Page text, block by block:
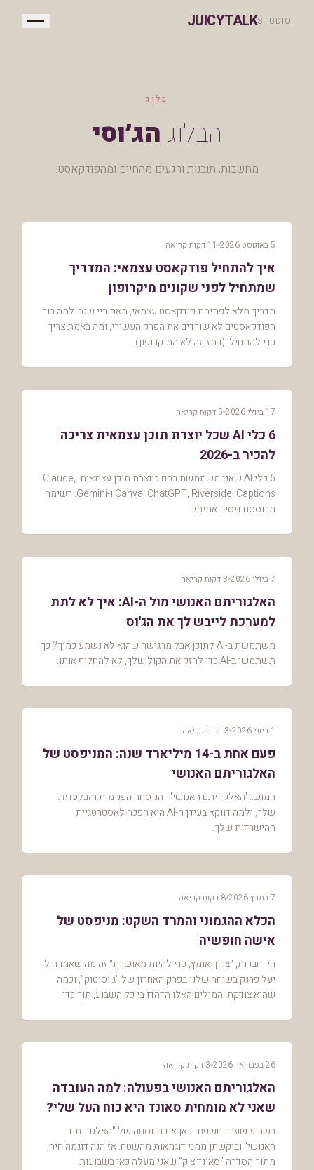
JUICYTALKSTUDIO
בלוג
הבלוג הג׳וסי
מחשבות, תובנות ורגעים מהחיים ומהפודקאסט.
5 באוגוסט 2026 11 דקות קריאה
איך להתחיל פודקאסט עצמאי: המדריך
שמתחיל לפני שקונים מיקרופון
מדריך מלא לפתיחת פודקאסט עצמאי, מאת ריי שגב. למה רוב
הפודקאסטים לא שורדים את הפרק העשירי, ומה באמת צריך
כדי להתחיל. (רמז: זה לא המיקרופון).
17 ביולי 2026 5 דקות קריאה
6 כלי AI שכל יוצרת תוכן עצמאית צריכה
להכיר ב-2026
6 כלי AI שאני משתמשת בהם כיוצרת תוכן עצמאית: Claude,
Canva, ChatGPT, Riverside, Captions ו-Gemini. רשימה
מבוססת ניסיון אמיתי.
7 ביולי 2026 3 דקות קריאה
האלגוריתם האנושי מול ה-AI: איך לא לתת
למערכת לייבש לך את הג'וס
משתמשת ב-AI לתוכן אבל מרגישה שהוא לא נשמע כמוך? כך
תשתמשי ב-AI כדי לחזק את הקול שלך, לא להחליף אותו.
1 ביוני 2026 3 דקות קריאה
פעם אחת ב-14 מיליארד שנה: המניפסט של
האלגוריתם האנושי
המושג 'האלגוריתם האנושי' - הנוסחה הפנימית והבלעדית
שלך, ולמה דווקא בעידן ה-AI היא הפכה לאסטרטגיית
ההישרדות שלך.
7 במרץ 2026 8 דקות קריאה
הכלא ההגמוני והמרד השקט: מניפסט של
אישה חופשיה
היי חברות, ״צריך אומץ, כדי להיות מאושרת״ זה מה שאמרה לי
יעל פרנק בשיחה שלנו בפרק האחרון של "ג'וסיטוק", וכמה
שהיא צודקת. המילים האלו הדהדו בי כל השבוע, תוך כדי
26 בפברואר 2026 3 דקות קריאה
האלגוריתם האנושי בפעולה: למה העובדה
שאני לא מומחית סאונד היא כוח העל שלי?
(וסקירה על ה-Tonor TD510)
בשבוע שעבר חשפתי כאן את הנוסחה של "האלגוריתם
האנושי" וביקשתן ממני דוגמאות מהשטח. אז הנה דוגמה חיה,
מתוך הסדרה "סאונד צ'ק" שאני מעלה כאן בשבועות